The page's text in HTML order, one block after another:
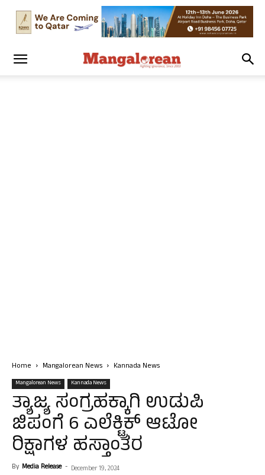
Home Mangalorean News Kannada News
Mangalorean News Kannada News
ತ್ಯಾಜ್ಯ ಸಂಗ್ರಹಕ್ಕಾಗಿ ಉಡುಪಿ
ಜಿಪಂಗೆ 6 ಎಲೆಕ್ಟ್ರಿಕ್ ಆಟೋ
ರಿಕ್ಷಾಗಳ ಹಸ್ತಾಂತರ
By Media Release - December 19, 2024